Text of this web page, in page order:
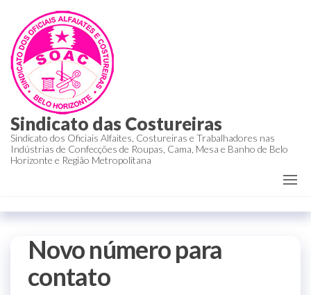
Sindicato das Costureiras
Sindicato dos Oficiais Alfaites, Costureiras e Trabalhadores nas
Indústrias de Confecções de Roupas, Cama, Mesa e Banho de Belo
Horizonte e Região Metropolitana
Novo número para
contato